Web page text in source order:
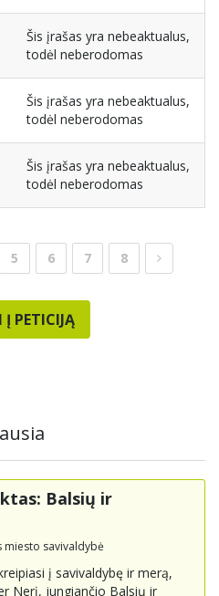
Šis įrašas yra nebeaktualus,
todėl neberodomas
Šis įrašas yra nebeaktualus,
todėl neberodomas
Šis įrašas yra nebeaktualus,
todėl neberodomas
5 6 7 8
Į PETICIJĄ
Balsių ir
miesto savivaldybė
į savivaldybę ir merą,
Nerį, jungiančio Balsių ir